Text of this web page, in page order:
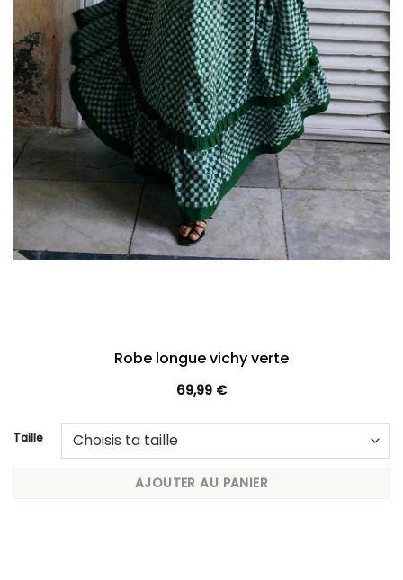
Robe longue vichy verte
69,99 €
Taille
AJOUTER AU PANIER